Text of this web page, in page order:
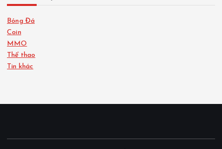
Bóng Đá
Coin
MMO
Thể thao
Tin khác